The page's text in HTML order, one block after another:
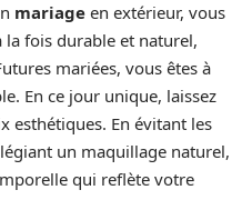
mariage en extérieur, vous
la fois durable et naturel,
mariées, vous êtes à
En ce jour unique, laissez
esthétiques. En évitant les
un maquillage naturel,
qui reflète votre